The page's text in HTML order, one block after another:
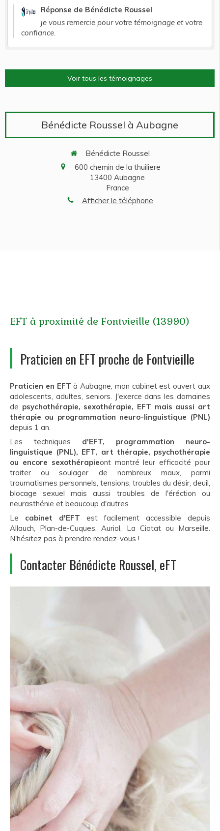
Réponse de Bénédicte Roussel
je vous remercie pour votre témoignage et votre
confiance.
Voir tous les témoignages
Bénédicte Roussel à Aubagne
Bénédicte Roussel
600 chemin de la thuiliere
13400 Aubagne
France
Afficher le téléphone
EFT à proximité de Fontvieille (13990)
Praticien en EFT proche de Fontvieille
Praticien en EFT à Aubagne, mon cabinet est ouvert aux
adolescents, adultes, seniors. J'exerce dans les domaines
de psychothérapie, sexothérapie, EFT mais aussi art
thérapie ou programmation neuro-linguistique (PNL)
depuis 1 an.
Les techniques d'EFT, programmation neuro-
linguistique (PNL), EFT, art thérapie, psychothérapie
ou encore sexothérapieont montré leur efficacité pour
traiter ou soulager de nombreux maux, parmi
traumatismes personnels, tensions, troubles du désir, deuil,
blocage sexuel mais aussi troubles de l'éréction ou
neurasthénie et beaucoup d'autres.
Le cabinet d'EFT est facilement accessible depuis
Allauch, Plan-de-Cuques, Auriol, La Ciotat ou Marseille.
N'hésitez pas à prendre rendez-vous !
Contacter Bénédicte Roussel, eFT